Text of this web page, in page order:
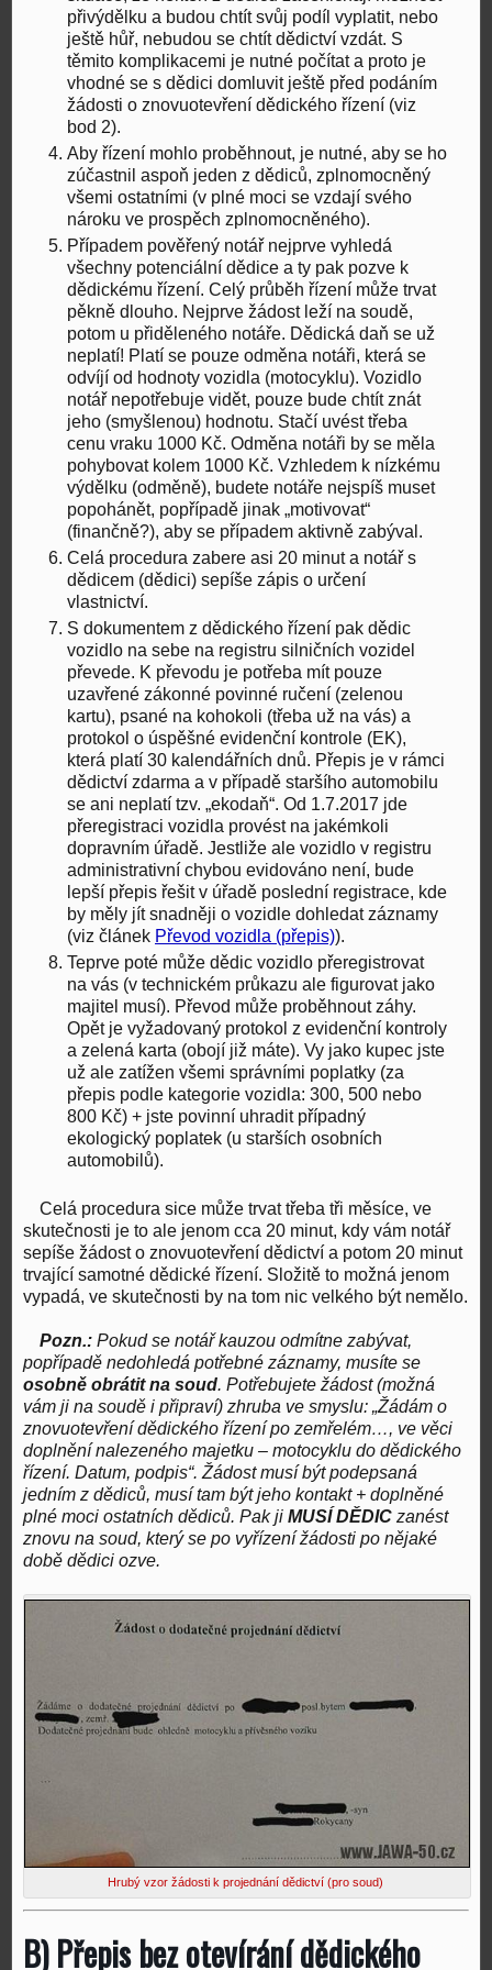
přivýdělku a budou chtít svůj podíl vyplatit, nebo
ještě hůř, nebudou se chtít dědictví vzdát. S
těmito komplikacemi je nutné počítat a proto je
vhodné se s dědici domluvit ještě před podáním
žádosti o znovuotevření dědického řízení (viz
bod 2).
Aby řízení mohlo proběhnout, je nutné, aby se ho
zúčastnil aspoň jeden z dědiců, zplnomocněný
všemi ostatními (v plné moci se vzdají svého
nároku ve prospěch zplnomocněného).
Případem pověřený notář nejprve vyhledá
všechny potenciální dědice a ty pak pozve k
dědickému řízení. Celý průběh řízení může trvat
pěkně dlouho. Nejprve žádost leží na soudě,
potom u přiděleného notáře. Dědická daň se už
neplatí! Platí se pouze odměna notáři, která se
odvíjí od hodnoty vozidla (motocyklu). Vozidlo
notář nepotřebuje vidět, pouze bude chtít znát
jeho (smyšlenou) hodnotu. Stačí uvést třeba
cenu vraku 1000 Kč. Odměna notáři by se měla
pohybovat kolem 1000 Kč. Vzhledem k nízkému
výdělku (odměně), budete notáře nejspíš muset
popohánět, popřípadě jinak „motivovat“
(finančně?), aby se případem aktivně zabýval.
Celá procedura zabere asi 20 minut a notář s
dědicem (dědici) sepíše zápis o určení
vlastnictví.
S dokumentem z dědického řízení pak dědic
vozidlo na sebe na registru silničních vozidel
převede. K převodu je potřeba mít pouze
uzavřené zákonné povinné ručení (zelenou
kartu), psané na kohokoli (třeba už na vás) a
protokol o úspěšné evidenční kontrole (EK),
která platí 30 kalendářních dnů. Přepis je v rámci
dědictví zdarma a v případě staršího automobilu
se ani neplatí tzv. „ekodaň“. Od 1.7.2017 jde
přeregistraci vozidla provést na jakémkoli
dopravním úřadě. Jestliže ale vozidlo v registru
administrativní chybou evidováno není, bude
lepší přepis řešit v úřadě poslední registrace, kde
by měly jít snadněji o vozidle dohledat záznamy
(viz článek Převod vozidla (přepis)).
Teprve poté může dědic vozidlo přeregistrovat
na vás (v technickém průkazu ale figurovat jako
majitel musí). Převod může proběhnout záhy.
Opět je vyžadovaný protokol z evidenční kontroly
a zelená karta (obojí již máte). Vy jako kupec jste
už ale zatížen všemi správními poplatky (za
přepis podle kategorie vozidla: 300, 500 nebo
800 Kč) + jste povinní uhradit případný
ekologický poplatek (u starších osobních
automobilů).
Celá procedura sice může trvat třeba tři měsíce, ve
skutečnosti je to ale jenom cca 20 minut, kdy vám notář
sepíše žádost o znovuotevření dědictví a potom 20 minut
trvající samotné dědické řízení. Složitě to možná jenom
vypadá, ve skutečnosti by na tom nic velkého být nemělo.
Pozn.: Pokud se notář kauzou odmítne zabývat,
popřípadě nedohledá potřebné záznamy, musíte se
osobně obrátit na soud. Potřebujete žádost (možná
vám ji na soudě i připraví) zhruba ve smyslu: „Žádám o
znovuotevření dědického řízení po zemřelém…, ve věci
doplnění nalezeného majetku – motocyklu do dědického
řízení. Datum, podpis“. Žádost musí být podepsaná
jedním z dědiců, musí tam být jeho kontakt + doplněné
plné moci ostatních dědiců. Pak ji MUSÍ DĚDIC zanést
znovu na soud, který se po vyřízení žádosti po nějaké
době dědici ozve.
Hrubý vzor žádosti k projednání dědictví (pro soud)
B) Přepis bez otevírání dědického